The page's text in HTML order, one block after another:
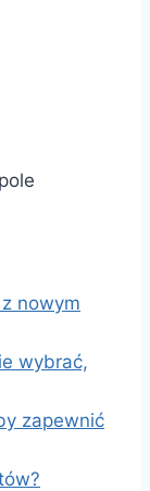
nowym
wybrać,
zapewnić